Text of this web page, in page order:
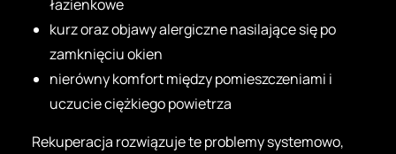
łazienkowe
kurz oraz objawy alergiczne nasilające się po
zamknięciu okien
nierówny komfort między pomieszczeniami i
uczucie ciężkiego powietrza
Rekuperacja rozwiązuje te problemy systemowo,